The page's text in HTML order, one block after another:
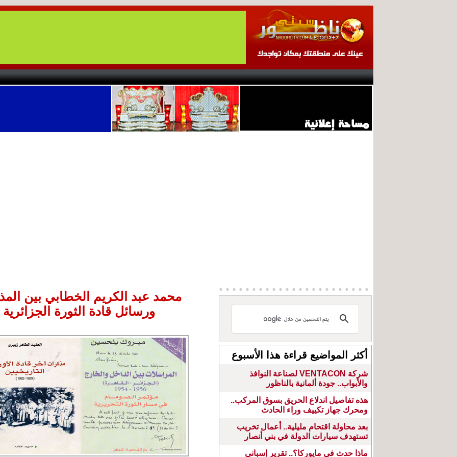
محمد عبد الكريم الخطابي بين
ورسائل قادة الثورة الجزائرية
أكثر المواضيع قراءة هذا الأسبوع
شركة VENTACON لصناعة النوافذ
والأبواب.. جودة ألمانية بالناظور
هذه تفاصيل اندلاع الحريق بسوق المركب..
ومحرك جهاز تكييف وراء الحادث
بعد محاولة اقتحام مليلية.. أعمال تخريب
تستهدف سيارات الدولة في بني أنصار
ماذا حدث في مايوركا؟.. تقرير إسباني